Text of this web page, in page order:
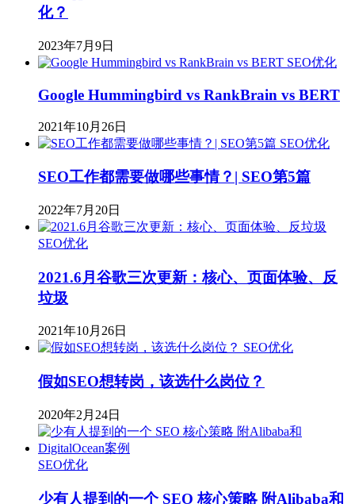
化？
2023年7月9日
SEO优化
Google Hummingbird vs RankBrain vs BERT
2021年10月26日
SEO优化
SEO工作都需要做哪些事情？| SEO第5篇
2022年7月20日
SEO优化
2021.6月谷歌三次更新：核心、页面体验、反
垃圾
2021年10月26日
SEO优化
假如SEO想转岗，该选什么岗位？
2020年2月24日
SEO优化
少有人提到的一个 SEO 核心策略 附Alibaba和